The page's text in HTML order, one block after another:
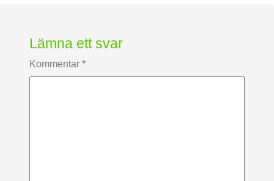
Lämna ett svar
Kommentar *